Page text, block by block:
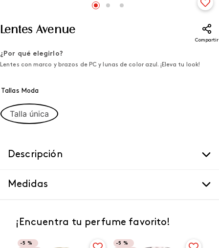
Lentes Avenue
Compartir
¿Por qué elegirlo?
Lentes con marco y brazos de PC y lunas de color azul. ¡Eleva tu look!
Tallas Moda
Talla única
Descripción
Medidas
¡Encuentra tu perfume favorito!
-5 %
-5 %